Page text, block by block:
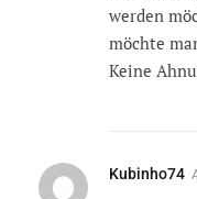
werden
möchte
Keine
Kubinho74